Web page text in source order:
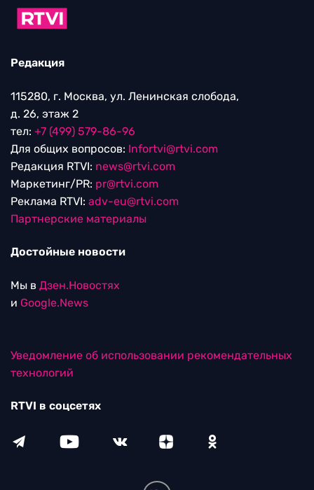
Редакция
115280, г. Москва, ул. Ленинская слобода,
д. 26, этаж 2
тел: +7 (499) 579-86-96
Для общих вопросов: Infortvi@rtvi.com
Редакция RTVI: news@rtvi.com
Маркетинг/PR: pr@rtvi.com
Реклама RTVI: adv-eu@rtvi.com
Партнерские материалы
Достойные новости
Мы в Дзен.Новостях
и Google.News
Уведомление об использовании рекомендательных
технологий
RTVI в соцсетях